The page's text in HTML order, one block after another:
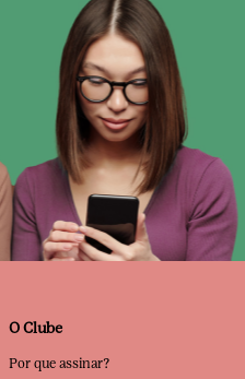
O Clube
Por que assinar?